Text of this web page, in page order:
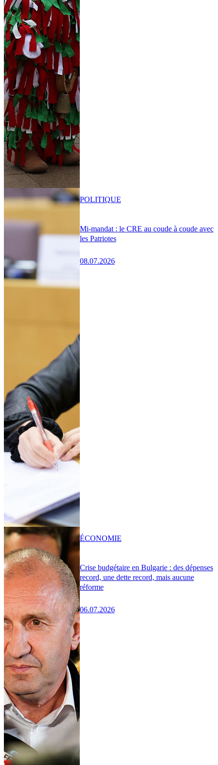
Mi-mandat : le CRE au coude à coude avec
les Patriotes
08.07.2026
POLITIQUE
Crise budgétaire en Bulgarie : des dépenses
record, une dette record, mais aucune
réforme
06.07.2026
ÉCONOMIE